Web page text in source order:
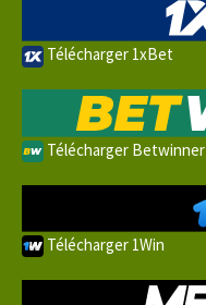
Télécharger 1xBet
Télécharger Betwinner
Télécharger 1Win